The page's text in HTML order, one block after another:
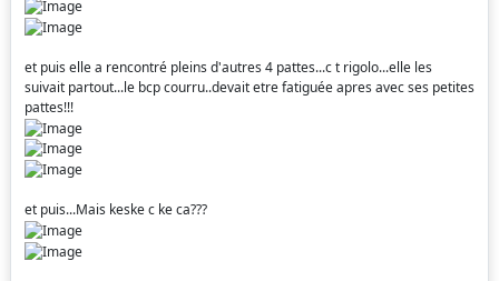
et puis elle a rencontré pleins d'autres 4 pattes...c t rigolo...elle les
suivait partout...le bcp courru..devait etre fatiguée apres avec ses petites
pattes!!!
et puis...Mais keske c ke ca???